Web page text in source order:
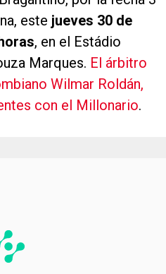
este jueves 30 de
, en el Estádio
Marques. El árbitro
Wilmar Roldán,
con el Millonario.